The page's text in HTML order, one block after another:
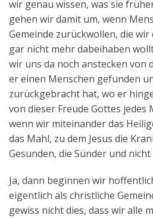
wir genau wissen, was sie
gehen wir damit um, wenn
Gemeinde zurückwollen, die
gar nicht mehr dabeihaben
wir uns da noch anstecken von
er einen Menschen gefunden
zurückgebracht hat, wo er
von dieser Freude Gottes jedes
wenn wir miteinander das
das Mahl, zu dem Jesus die
Gesunden, die Sünder und nicht
Ja, dann beginnen wir
eigentlich als christliche
gewiss nicht dies, dass wir alle